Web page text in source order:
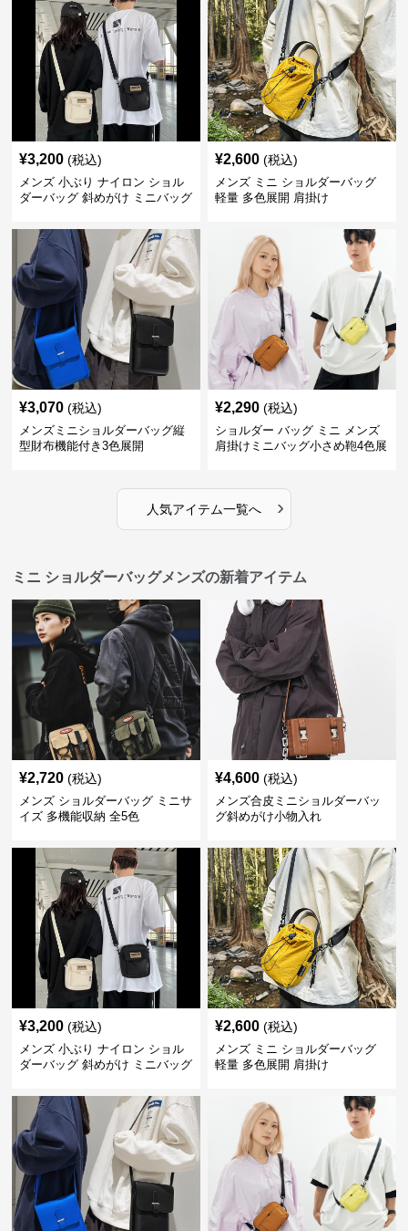
¥3,200 (税込)
メンズ 小ぶり ナイロン ショル
ダーバッグ 斜めがけ ミニバッグ
¥2,600 (税込)
メンズ ミニ ショルダーバッグ
軽量 多色展開 肩掛け
¥3,070 (税込)
メンズミニショルダーバッグ縦
型財布機能付き3色展開
¥2,290 (税込)
ショルダー バッグ ミニ メンズ
肩掛けミニバッグ小さめ鞄4色展
人気アイテム一覧へ ›
ミニ ショルダーバッグメンズの新着アイテム
¥2,720 (税込)
メンズ ショルダーバッグ ミニサ
イズ 多機能収納 全5色
¥4,600 (税込)
メンズ合皮ミニショルダーバッ
グ斜めがけ小物入れ
¥3,200 (税込)
メンズ 小ぶり ナイロン ショル
ダーバッグ 斜めがけ ミニバッグ
¥2,600 (税込)
メンズ ミニ ショルダーバッグ
軽量 多色展開 肩掛け